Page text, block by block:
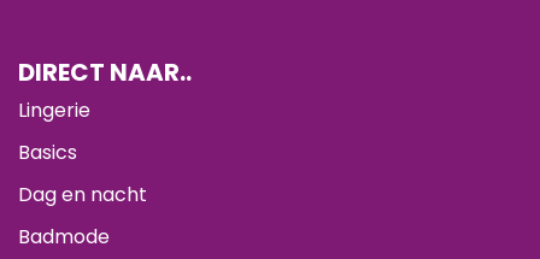
DIRECT NAAR..
Lingerie
Basics
Dag en nacht
Badmode